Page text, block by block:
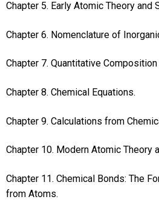
Chapter 5. Early Atomic Theory and
Chapter 6. Nomenclature of
Chapter 7. Quantitative
Chapter 8. Chemical Equations.
Chapter 9. Calculations from
Chapter 10. Modern Atomic Theory
Chapter 11. Chemical Bonds: The
from Atoms.